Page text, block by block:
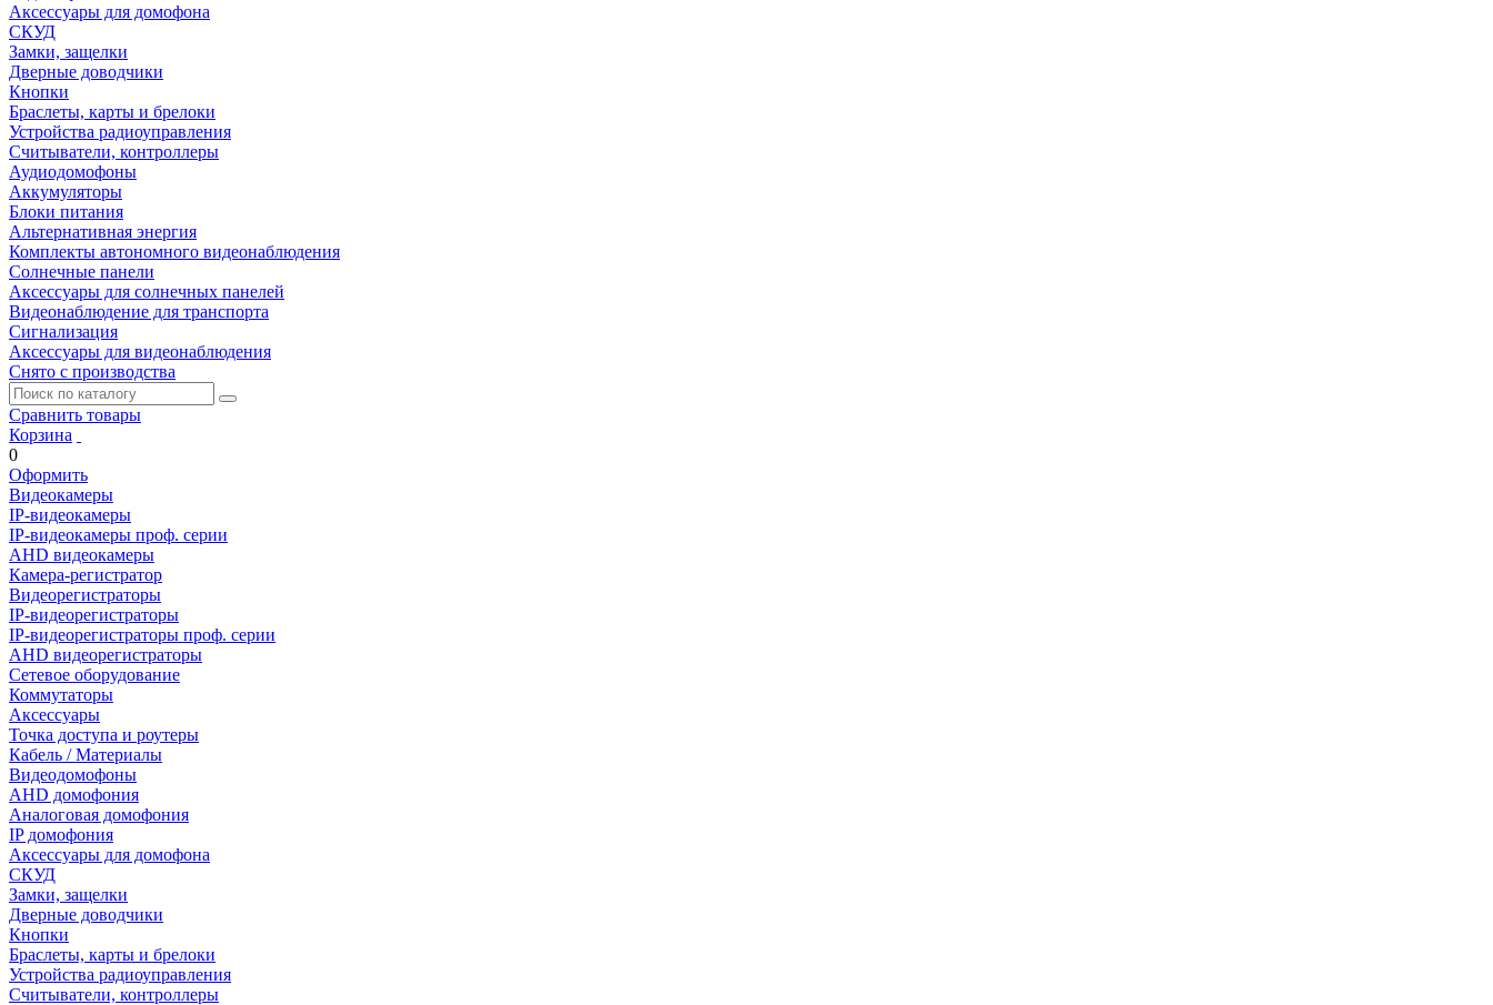
Аксессуары для домофона
СКУД
Замки, защелки
Дверные доводчики
Кнопки
Браслеты, карты и брелоки
Устройства радиоуправления
Считыватели, контроллеры
Аудиодомофоны
Аккумуляторы
Блоки питания
Альтернативная энергия
Комплекты автономного видеонаблюдения
Солнечные панели
Аксессуары для солнечных панелей
Видеонаблюдение для транспорта
Сигнализация
Аксессуары для видеонаблюдения
Снято с производства
Сравнить товары
Корзина
0
Оформить
Видеокамеры
IP-видеокамеры
IP-видеокамеры проф. серии
AHD видеокамеры
Камера-регистратор
Видеорегистраторы
IP-видеорегистраторы
IP-видеорегистраторы проф. серии
AHD видеорегистраторы
Сетевое оборудование
Коммутаторы
Аксессуары
Точка доступа и роутеры
Кабель / Материалы
Видеодомофоны
AHD домофония
Аналоговая домофония
IP домофония
Аксессуары для домофона
СКУД
Замки, защелки
Дверные доводчики
Кнопки
Браслеты, карты и брелоки
Устройства радиоуправления
Считыватели, контроллеры